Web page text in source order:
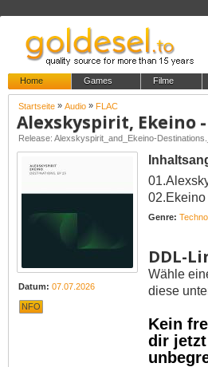
Home Games Filme
Startseite » Audio » FLAC
Alexskyspirit, Ekeino
Release: Alexskyspirit_and_Ekeino-
Datum: 07.07.2026
NFO
Genre: Techno
DDL-
Wähle
diese
Kein
dir